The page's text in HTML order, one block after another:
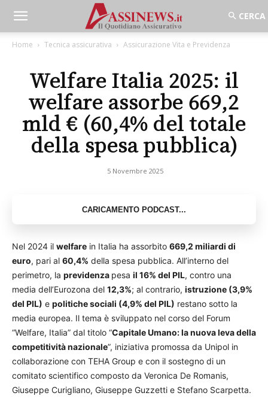
Home Tecnica assicurativa Assicurazione Vita e Previdenza
Welfare Italia 2025: il
welfare assorbe 669,2
mld € (60,4% del totale
della spesa pubblica)
5 Novembre 2025
Nel 2024 il welfare in Italia ha assorbito 669,2 miliardi di
euro, pari al 60,4% della spesa pubblica. All’interno del
perimetro, la previdenza pesa il 16% del PIL, contro una
media dell’Eurozona del 12,3%; al contrario, istruzione (3,9%
del PIL) e politiche sociali (4,9% del PIL) restano sotto la
media europea. Il tema è sviluppato nel corso del Forum
“Welfare, Italia” dal titolo “Capitale Umano: la nuova leva della
competitività nazionale”, iniziativa promossa da Unipol in
collaborazione con TEHA Group e con il sostegno di un
comitato scientifico composto da Veronica De Romanis,
Giuseppe Curigliano, Giuseppe Guzzetti e Stefano Scarpetta.